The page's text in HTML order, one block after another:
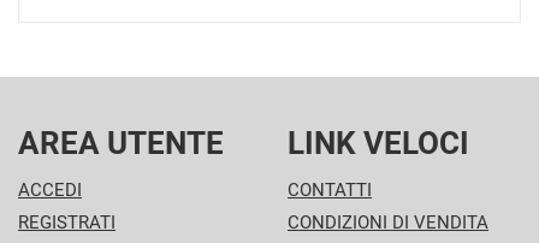
AREA UTENTE
ACCEDI
REGISTRATI
LINK VELOCI
CONTATTI
CONDIZIONI DI VENDITA